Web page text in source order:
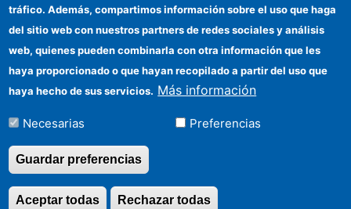
ILC
Sede electrónica CSIC
Información para proveedores
Organismos financiadores
©Copyright 2026 Todos los derechos
tráfico. Además, compartimos información sobre el uso que haga
del sitio web con nuestros partners de redes sociales y análisis
web, quienes pueden combinarla con otra información que les
haya proporcionado o que hayan recopilado a partir del uso que
haya hecho de sus servicios. Más información
Necesarias Preferencias
Guardar preferencias
Rechazar todas
Aceptar todas